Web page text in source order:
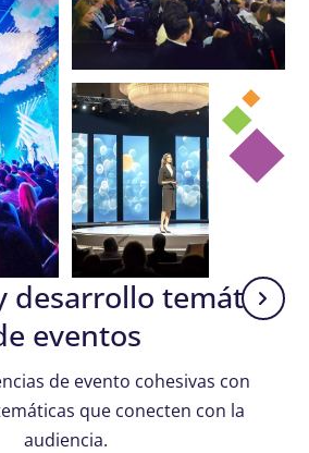
desarrollo temático
eventos
de evento cohesivas con
que conecten con la
audiencia.